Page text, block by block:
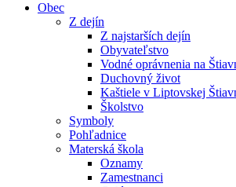
Obec
Z dejín
Z najstarších dejín
Obyvateľstvo
Vodné oprávnenia na
Duchovný život
Kaštiele v Liptovskej
Školstvo
Symboly
Pohľadnice
Materská škola
Oznamy
Zamestnanci